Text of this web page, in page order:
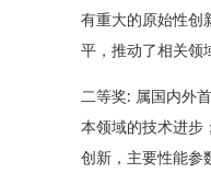
有重大的原始性创
平，推动了相关领
二等奖: 属国内外
本领域的技术进步
创新，主要性能参